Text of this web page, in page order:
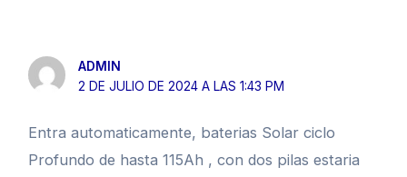
ADMIN
2 DE JULIO DE 2024 A LAS 1:43 PM
Entra automaticamente, baterias Solar ciclo
Profundo de hasta 115Ah , con dos pilas estaria